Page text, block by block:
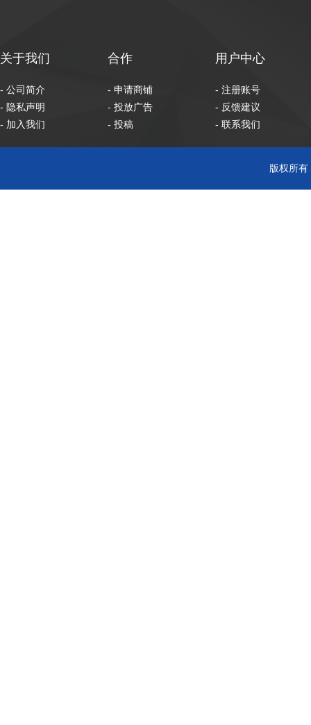
关于我们
- 公司简介
- 隐私声明
- 加入我们
合作
- 申请商铺
- 投放广告
- 投稿
用户中心
- 注册账号
- 反馈建议
- 联系我们
版权所